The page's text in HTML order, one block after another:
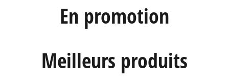
En promotion
Meilleurs produits